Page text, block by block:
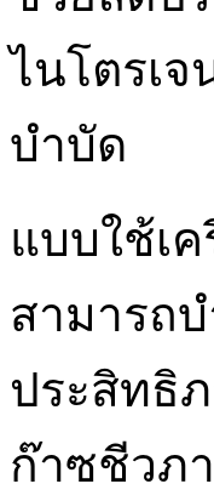
ไนโตรเ
บำบัด
แบบใช้เ
สามารถ
ประสิทธิ
ก๊าซชีวภ